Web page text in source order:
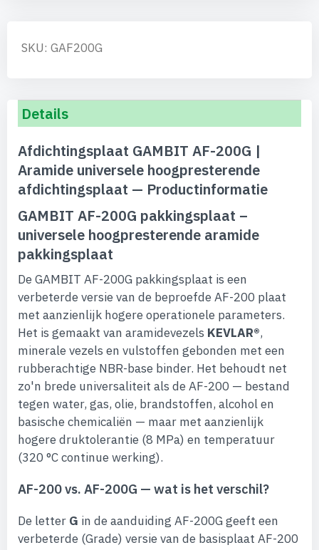
SKU: GAF200G
Details
Afdichtingsplaat GAMBIT AF-200G |
Aramide universele hoogpresterende
afdichtingsplaat — Productinformatie
GAMBIT AF-200G pakkingsplaat –
universele hoogpresterende aramide
pakkingsplaat
De GAMBIT AF-200G pakkingsplaat is een
verbeterde versie van de beproefde AF-200 plaat
met aanzienlijk hogere operationele parameters.
Het is gemaakt van aramidevezels KEVLAR®,
minerale vezels en vulstoffen gebonden met een
rubberachtige NBR-base binder. Het behoudt net
zo'n brede universaliteit als de AF-200 — bestand
tegen water, gas, olie, brandstoffen, alcohol en
basische chemicaliën — maar met aanzienlijk
hogere druktolerantie (8 MPa) en temperatuur
(320 °C continue werking).
AF-200 vs. AF-200G — wat is het verschil?
De letter G in de aanduiding AF-200G geeft een
verbeterde (Grade) versie van de basisplaat AF-200